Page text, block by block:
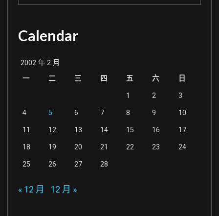
Calendar
2002 年 2 月
一
二 三 四 五 六 日
1 2 3
4 5 6 7 8 9 10
11 12 13 14 15 16 17
18 19 20 21 22 23 24
25 26 27 28
« 12 月 12 月 »